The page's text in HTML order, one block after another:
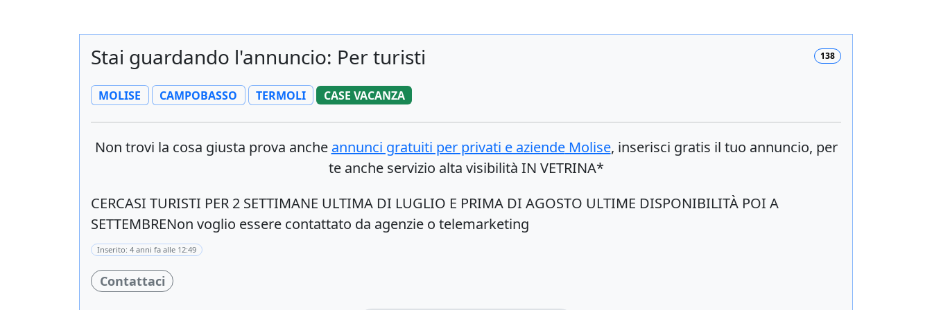
138
Stai guardando l'annuncio: Per turisti
MOLISE CAMPOBASSO TERMOLI CASE VACANZA
Non trovi la cosa giusta prova anche annunci gratuiti per privati e aziendeMolise, inserisci gratis il tuo annuncio, per
te anche servizio alta visibilità IN VETRINA*
CERCASI TURISTI PER 2 SETTIMANE ULTIMA DI LUGLIO E PRIMA DI AGOSTO ULTIME DISPONIBILITÀ POI A
SETTEMBRENon voglio essere contattato da agenzie o telemarketing
Inserito: 4 anni fa alle 12:49
Contattaci